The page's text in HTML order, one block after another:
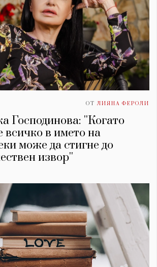
ОТ ЛИЯНА ФЕРОЛИ
Господинова: ''Когато
в името на
може да стигне до
извор''